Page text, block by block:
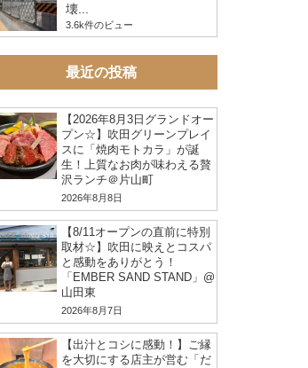
壊...
3.6k件のビュー
最近の投稿
【2026年8月3日グランドオー
プン☆】吹田グリーンプレイ
スに「焼肉モトカラ」が誕
生！上質なお肉が味わえる贅
沢ランチ＠片山町
2026年8月8日
【8/11オープンの直前に特別
取材☆】吹田に映えとコスパ
と感動をありがとう！
「EMBER SAND STAND」@
山田東
2026年8月7日
【出汁とコシに感動！】ご縁
を大切にする店主が営む「だ